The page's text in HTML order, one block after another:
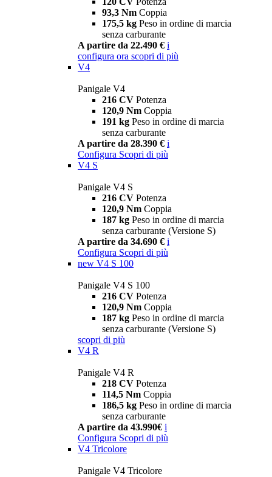
93,3 Nm Coppia
175,5 kg Peso in ordine di marcia
senza carburante
A partire da 22.490 € i
configura ora scopri di più
V4
Panigale V4
216 CV Potenza
120,9 Nm Coppia
191 kg Peso in ordine di marcia
senza carburante
A partire da 28.390 € i
Configura Scopri di più
V4 S
Panigale V4 S
216 CV Potenza
120,9 Nm Coppia
187 kg Peso in ordine di marcia
senza carburante (Versione S)
A partire da 34.690 € i
Configura Scopri di più
new V4 S 100
Panigale V4 S 100
216 CV Potenza
120,9 Nm Coppia
187 kg Peso in ordine di marcia
senza carburante (Versione S)
scopri di più
V4 R
Panigale V4 R
218 CV Potenza
114,5 Nm Coppia
186,5 kg Peso in ordine di marcia
senza carburante
A partire da 43.990€ i
Configura Scopri di più
V4 Tricolore
Panigale V4 Tricolore